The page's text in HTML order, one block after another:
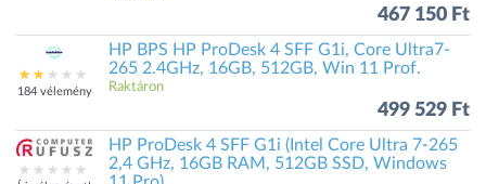
467 150 Ft
184 vélemény
HP BPS HP ProDesk 4 SFF G1i, Core Ultra7-
265 2.4GHz, 16GB, 512GB, Win 11 Prof.
Raktáron
499 529 Ft
HP ProDesk 4 SFF G1i (Intel Core Ultra 7-265
2,4 GHz, 16GB RAM, 512GB SSD, Windows